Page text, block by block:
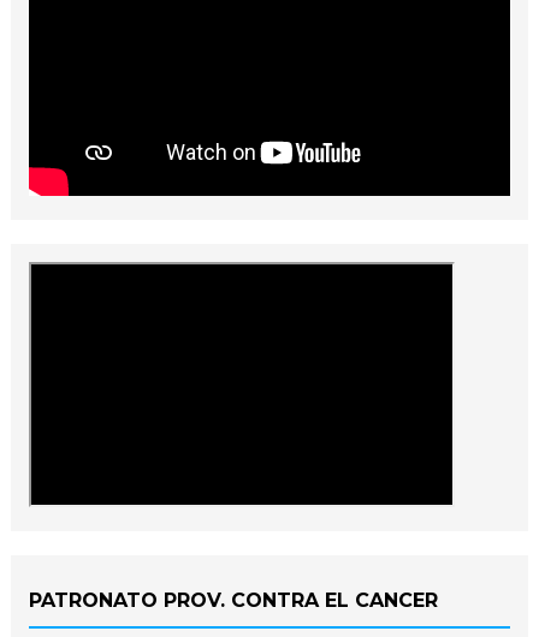
PATRONATO PROV. CONTRA EL CANCER